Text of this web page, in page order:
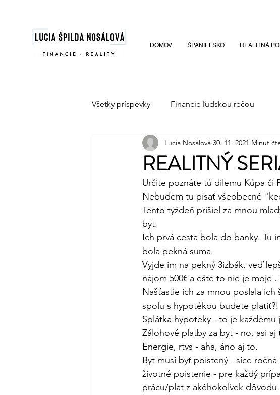
DOMOV ŠPANIELSKO REALITNÁ
Všetky príspevky Financie ľudskou rečou
REALITNÝ
Lucia Nosálová 30. 11. 2021 Minut
Určite poznáte tú dilemu Kúpa či
Nebudem tu písať všeobecné
Tento týždeň prišiel za mnou
byt.
Ich prvá cesta bola do banky. Tu
bola pekná suma.
Vyjde im na pekný 3izbák, veď
nájom 500€ a ešte to nie je moje .
Našťastie ich za mnou poslala
spolu s hypotékou budete platiť?!
Splátka hypotéky - to je každému
Zálohové platby za byt - no, asi aj
Energie, rtvs - aha, áno aj to.
Byt musí byť poistený - síce
životné poistenie - pre každý
prácu/plat z akéhokoľvek dôvodu